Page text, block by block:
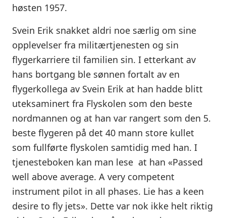
høsten 1957.
Svein Erik snakket aldri noe særlig om sine
opplevelser fra militærtjenesten og sin
flygerkarriere til familien sin. I etterkant av
hans bortgang ble sønnen fortalt av en
flygerkollega av Svein Erik at han hadde blitt
uteksaminert fra Flyskolen som den beste
nordmannen og at han var rangert som den 5.
beste flygeren på det 40 mann store kullet
som fullførte flyskolen samtidig med han. I
tjenesteboken kan man lese at han «Passed
well above average. A very competent
instrument pilot in all phases. Lie has a keen
desire to fly jets». Dette var nok ikke helt riktig